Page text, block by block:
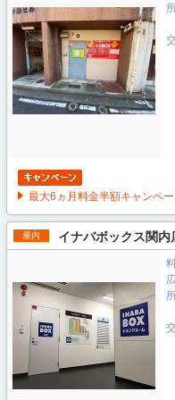
最大6ヵ月料金半額キャンペ
屋内 イナバボックス関内